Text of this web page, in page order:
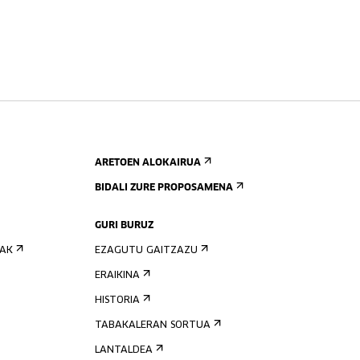
ARETOEN ALOKAIRUA
BIDALI ZURE PROPOSAMENA
GURI BURUZ
EZAGUTU GAITZAZU
ERAIKINA
HISTORIA
TABAKALERAN SORTUA
LANTALDEA